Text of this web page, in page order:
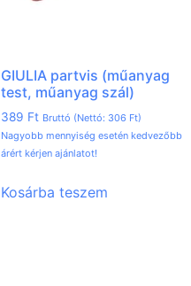
GIULIA partvis (műanyag
test, műanyag szál)
389 Ft Bruttó (Nettó: 306 Ft)
Nagyobb mennyiség esetén kedvezőbb
árért kérjen ajánlatot!
Kosárba teszem